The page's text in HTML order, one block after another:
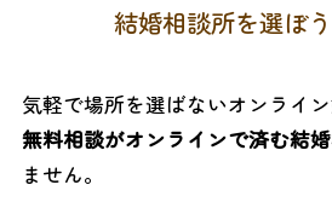
結婚相談所を選ぼ
気軽で場所を選ばないオンライ
無料相談がオンラインで済む結
ません。